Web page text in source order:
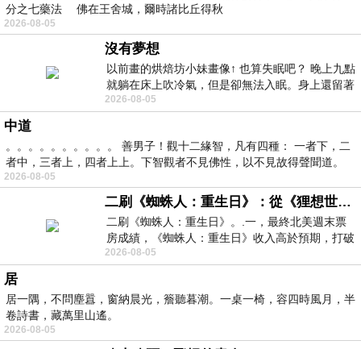
分之七藥法 佛在王舍城，爾時諸比丘得秋
2026-08-05
沒有夢想
以前畫的烘焙坊小妹畫像↑ 也算失眠吧？ 晚上九點
就躺在床上吹冷氣，但是卻無法入眠。身上還留著
四點多跑的六公里的疲
2026-08-05
中道
。。。。。。。。。。 善男子！觀十二緣智，凡有四種： 一者下，二
者中，三者上，四者上上。下智觀者不見佛性，以不見故得聲聞道。
2026-08-05
二刷《蜘蛛人：重生日》：從《狸想世界》到《怪奇物語》
二刷《蜘蛛人：重生日》。.一，最終北美週末票
房成績，《蜘蛛人：重生日》收入高於預期，打破
《復仇者聯盟：終局之戰》記錄，成為
2026-08-05
居
居一隅，不問塵囂，窗納晨光，簷聽暮潮。一桌一椅，容四時風月，半
卷詩書，藏萬里山遙。
2026-08-05